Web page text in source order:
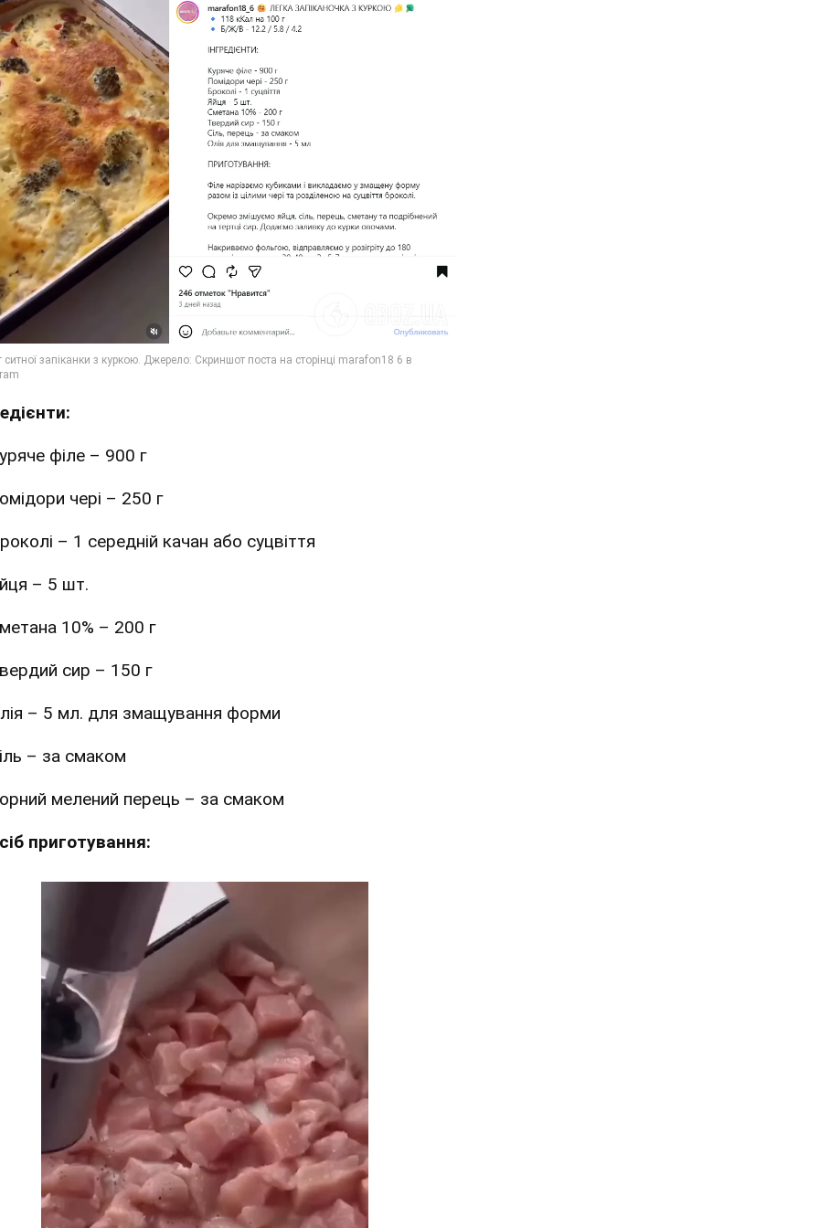
філе – 900 г
чері – 250 г
– 1 середній качан або суцвіття
– 5 шт.
10% – 200 г
сир – 150 г
– 5 мл. для змащування форми
– за смаком
мелений перець – за смаком
приготування: